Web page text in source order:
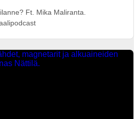
Ft. Mika Maliranta.